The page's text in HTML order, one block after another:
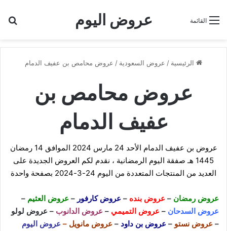
عروض اليوم القائمة
الرئيسية / عروض السعودية / عروض محامص بن عفيف الدمام
عروض محامص بن
عفيف الدمام
عروض بن عفيف الدمام الأحد 24 مارس 2024 الموافق 14 رمضان
1445 هـ صفقة اليوم الرمضانية ، نقدم لكم العروض الجديدة على
العديد من المنتجات المتعددة من اليوم 24-3-2024 بصفحة واحدة
عروض رمضان – عروض بنده – عروض كارفور – عروض العثيم –
عروض السدحان – عروض التميمي – عروض الدانوب – عروض لولو
– عروض نستو – عروض بن داود – عروض مانويل – عروض اليوم